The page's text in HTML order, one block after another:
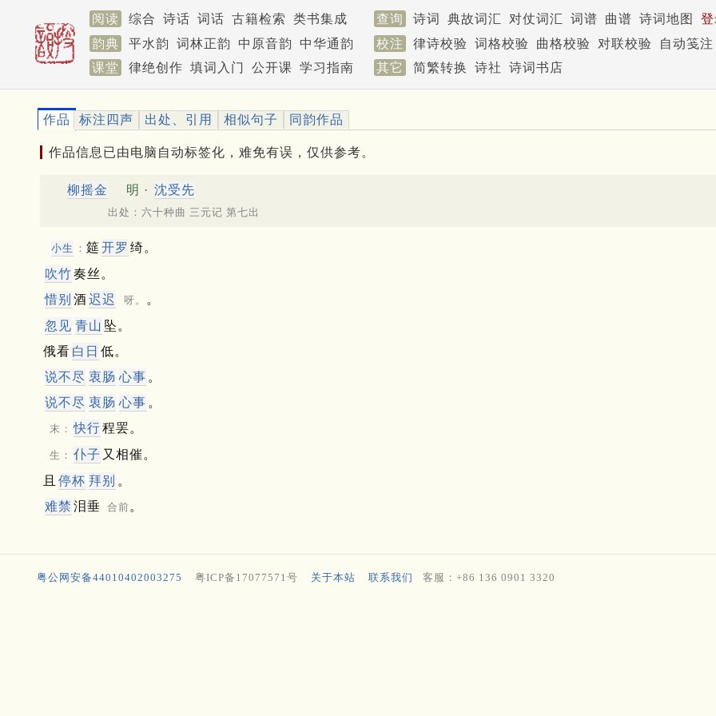
阅读 综合 诗话 词话 古籍检索 类书集成 查询 诗词 典故词汇 对仗词汇 词谱 曲谱 诗词地图
韵典
平水韵 词林正韵 中原音韵 中华通韵 校注 律诗校验 词格校验 曲格校验 对联校验
自动笺注
课堂
律绝创作 填词入门 公开课 学习指南 其它 简繁转换 诗社 诗词书店
作品 标注四声 出处、引用 相似句子 同韵作品
作品信息已由电脑自动标签化，难免有误，仅供参考。
柳摇金 明 · 沈受先
出处：六十种曲 三元记 第七出
小生 ： 筵开罗 绮。
吹竹奏丝。
惜别 酒迟迟 呀。
。
忽见 青山 坠。
俄看 白日 低。
说不尽 衷肠 心事 。
说不尽 衷肠 心事 。
末： 快行程罢。
生： 仆子 又相催。
且 停杯 拜别 。
难禁 泪垂 合前 。
粤公网安备44010402003275 粤ICP备17077571号 关于本站 联系我们 客服：+86 136 0901 3320